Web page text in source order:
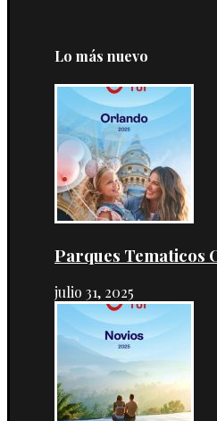
Lo más nuevo
Parques Tematicos
julio 31, 2025